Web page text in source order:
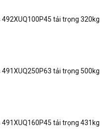
492XUQ100P45 tải trọng 320kg
491XUQ250P63 tải trọng 500kg
491XUQ160P45 tải trọng 431kg